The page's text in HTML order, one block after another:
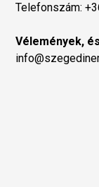
Telefonszám:
Vélemények,